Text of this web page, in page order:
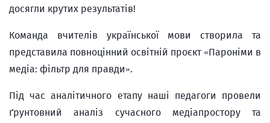
досягли крутих результатів!
Команда вчителів української мови створила та
представила повноцінний освітній проєкт «Пароніми в
медіа: фільтр для правди».
Під час аналітичного етапу наші педагоги провели
ґрунтовний аналіз сучасного медіапростору та